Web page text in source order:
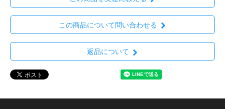
この商品について問い合わせる
返品について